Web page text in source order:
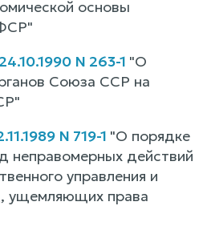
основы
N 263-1 "О
Союза ССР на
N 719-1 "О порядке
неправомерных действий
управления и
ущемляющих права